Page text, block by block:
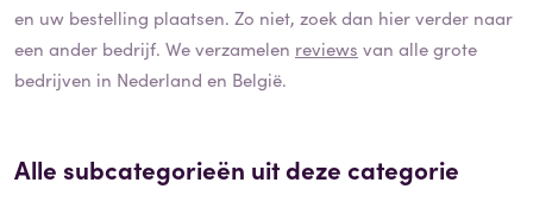
en uw bestelling plaatsen. Zo niet, zoek dan hier verder naar
een ander bedrijf. We verzamelen reviews van alle grote
bedrijven in Nederland en België.
Alle subcategorieën uit deze categorie